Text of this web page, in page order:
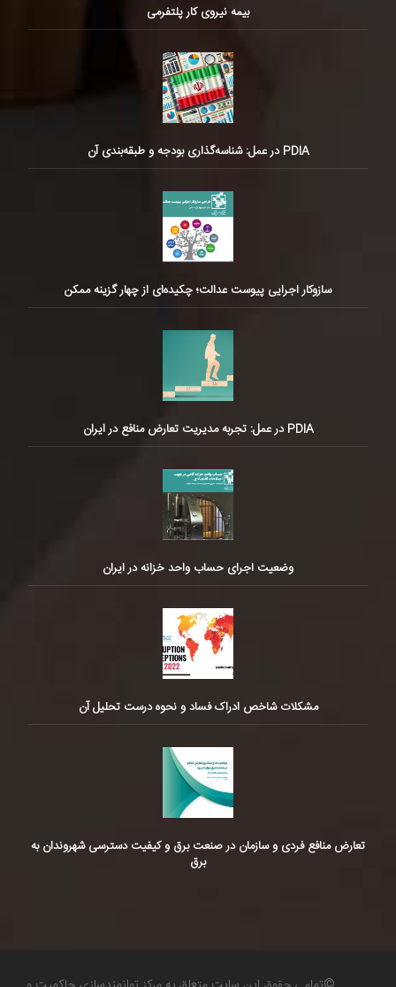
بیمه نیروی کار پلتفرمی
PDIA در عمل: شناسه‌گذاری بودجه و طبقه‌بندی آن
سازوکار اجرایی پیوست عدالت؛ چکیده‌ای از چهار گزینه ممکن
PDIA در عمل: تجربه مدیریت تعارض منافع در ایران
وضعیت اجرای حساب واحد خزانه در ایران
مشکلات شاخص ادراک فساد و نحوه درست تحلیل آن
تعارض منافع فردی و سازمان در صنعت برق و کیفیت دسترسی شهروندان به
برق